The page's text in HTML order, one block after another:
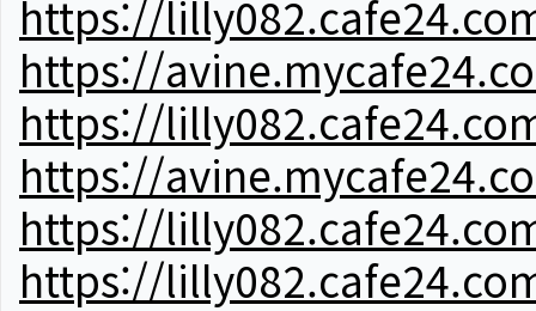
https://
https://
https://
https://
https://
https://